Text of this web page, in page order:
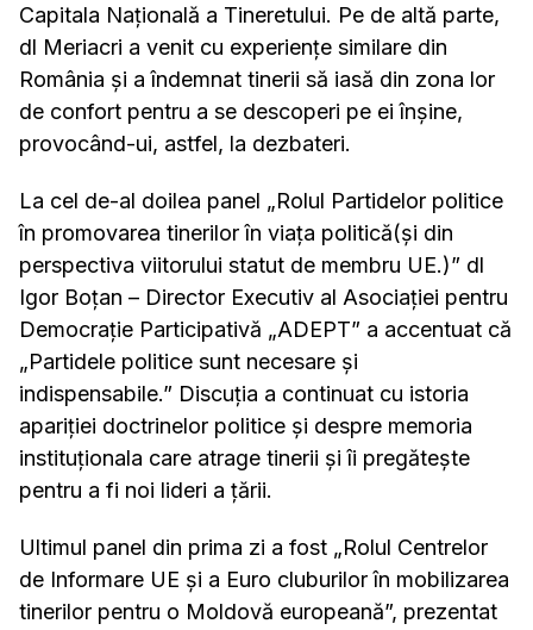
Capitala Națională a Tineretului. Pe de altă parte,
dl Meriacri a venit cu experiențe similare din
România și a îndemnat tinerii să iasă din zona lor
de confort pentru a se descoperi pe ei înșine,
provocând-ui, astfel, la dezbateri.
La cel de-al doilea panel „Rolul Partidelor politice
în promovarea tinerilor în viața politică(și din
perspectiva viitorului statut de membru UE.)” dl
Igor Boțan – Director Executiv al Asociației pentru
Democrație Participativă „ADEPT” a accentuat că
„Partidele politice sunt necesare și
indispensabile.” Discuția a continuat cu istoria
apariției doctrinelor politice și despre memoria
instituționala care atrage tinerii și îi pregătește
pentru a fi noi lideri a țării.
Ultimul panel din prima zi a fost „Rolul Centrelor
de Informare UE și a Euro cluburilor în mobilizarea
tinerilor pentru o Moldovă europeană”, prezentat